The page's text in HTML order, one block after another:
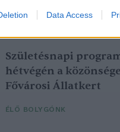
Data Access
érdemes minél
Születésnapi
hétvégén a
Fővárosi Állatkert
ÉLŐ BOLYGÓNK